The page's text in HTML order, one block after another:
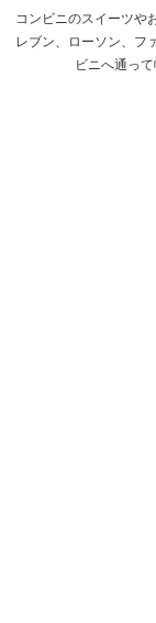
コンビニのスイーツや
レブン、ローソン、フ
ビニへ通っ